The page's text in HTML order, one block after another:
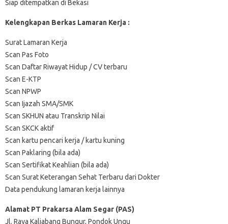
Siap ditempatkan di Bekasi
Kelengkapan Berkas Lamaran Kerja :
Surat Lamaran Kerja
Scan Pas Foto
Scan Daftar Riwayat Hidup / CV terbaru
Scan E-KTP
Scan NPWP
Scan Ijazah SMA/SMK
Scan SKHUN atau Transkrip Nilai
Scan SKCK aktif
Scan kartu pencari kerja / kartu kuning
Scan Paklaring (bila ada)
Scan Sertifikat Keahlian (bila ada)
Scan Surat Keterangan Sehat Terbaru dari Dokter
Data pendukung lamaran kerja lainnya
Alamat PT Prakarsa Alam Segar (PAS)
Jl. Raya Kaliabang Bungur, Pondok Ungu